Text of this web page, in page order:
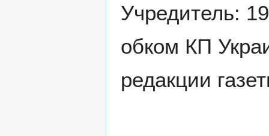
Учредитель:
обком КП
редакции